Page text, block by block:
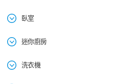
臥室
迷你廚房
洗衣機